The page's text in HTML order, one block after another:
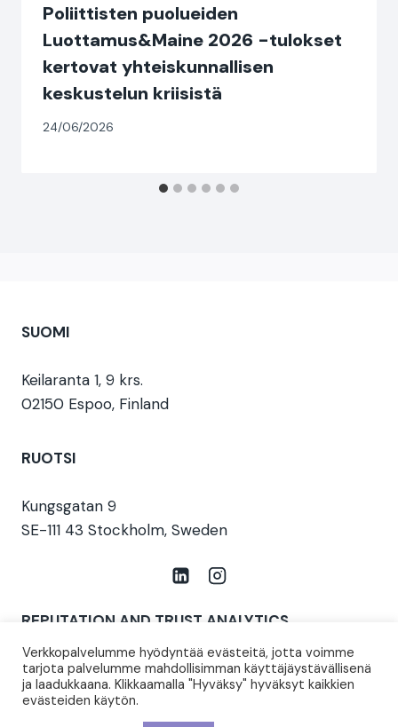
Poliittisten puolueiden
Luottamus&Maine 2026 -tulokset
kertovat yhteiskunnallisen
keskustelun kriisistä
24/06/2026
SUOMI
Keilaranta 1, 9 krs.
02150 Espoo, Finland
RUOTSI
Kungsgatan 9
SE-111 43 Stockholm, Sweden
REPUTATION AND TRUST ANALYTICS
Aiemmin T-Media (perustettu 1997)
info@reptrust.com
Verkkopalvelumme hyödyntää evästeitä, jotta voimme
tarjota palvelumme mahdollisimman käyttäjäystävällisenä
ja laadukkaana. Klikkaamalla "Hyväksy" hyväksyt kaikkien
evästeiden käytön.